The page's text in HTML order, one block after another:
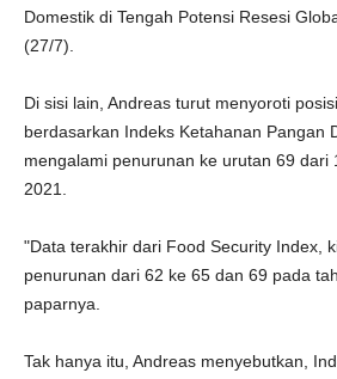
Domestik di Tengah Potensi Resesi
(27/7).
Di sisi lain, Andreas turut menyoroti
berdasarkan Indeks Ketahanan Pangan
mengalami penurunan ke urutan 69 dari
2021.
"Data terakhir dari Food Security Index,
penurunan dari 62 ke 65 dan 69 pada
paparnya.
Tak hanya itu, Andreas menyebutkan,